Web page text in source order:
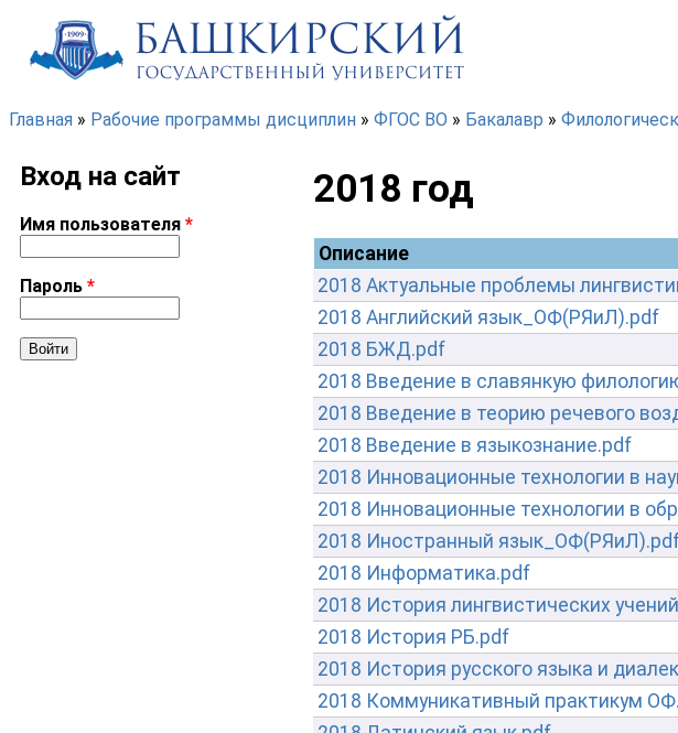
Перейти к основному содержанию
Главная » Рабочие программы дисциплин » ФГОС ВО » Бакалавр »
2018 год
Описание
2018 Актуальные проблемы
2018 Английский язык_ОФ(РЯиЛ).pdf
2018 БЖД.pdf
2018 Введение в славянкую
2018 Введение в теорию речевого
2018 Введение в языкознание.pdf
2018 Инновационные технологии в
2018 Инновационные технологии в
2018 Иностранный
2018 Информатика.pdf
2018 История лингвистических
2018 История РБ.pdf
2018 История русского языка и
2018 Коммуникативный практикум
Вход на сайт
Имя пользователя *
Пароль *